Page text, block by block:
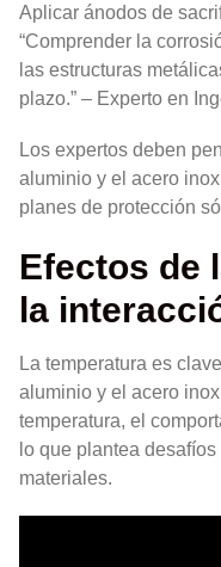
Aplicar ánodos de
“Comprender la
las estructuras
plazo.” – Experto en
Los expertos deben
aluminio y el acero
planes de protección
Efectos de
la
La temperatura es
aluminio y el acero
temperatura, el
lo que plantea
materiales.